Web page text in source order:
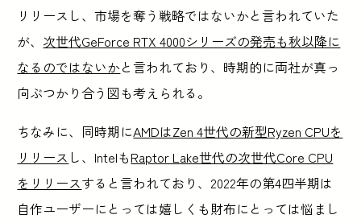
リリースし、市場を奪う戦略ではないかと言われていた
が、 次世代GeForce RTX 4000シリーズの発売も秋以降に
なるのではないかと言われており、時期的に両社が真っ
向ぶつかり合う図も考えられる。
ちなみに、同時期にAMDはZen 4世代の新型Ryzen CPUを
リリース し、IntelもRaptor Lake世代の次世代Core CPU
をリリースすると言われており、2022年の第4四半期は
自作ユーザーにとっては嬉しくも財布にとっては悩まし